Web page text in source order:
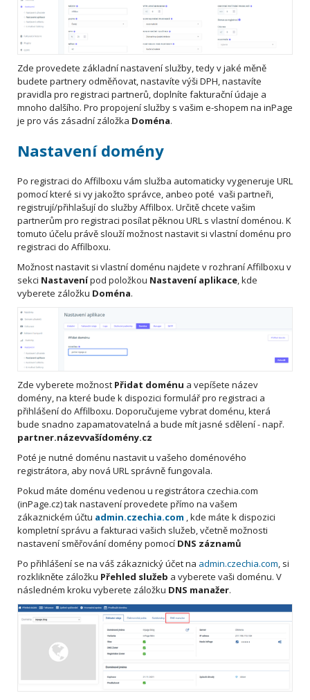
Zde provedete základní nastavení služby, tedy v jaké měně
budete partnery odměňovat, nastavíte výši DPH, nastavíte
pravidla pro registraci partnerů, doplníte fakturační údaje a
mnoho dalšího. Pro propojení služby s vašim e-shopem na inPage
je pro vás zásadní záložka Doména.
Nastavení domény
Po registraci do Affilboxu vám služba automaticky vygeneruje URL
pomocí které si vy jakožto správce, anbeo poté vaši partneři,
registrují/přihlašují do služby Affilbox. Určitě chcete vašim
partnerům pro registraci posílat pěknou URL s vlastní doménou. K
tomuto účelu právě slouží možnost nastavit si vlastní doménu pro
registraci do Affilboxu.
Možnost nastavit si vlastní doménu najdete v rozhraní Affilboxu v
sekci Nastavenípod položkou Nastavení aplikace, kde
vyberete záložku Doména.
Zde vyberete možnost Přidat doménu a vepíšete název
domény, na které bude k dispozici formulář pro registraci a
přihlášení do Affilboxu. Doporučujeme vybrat doménu, která
bude snadno zapamatovatelná a bude mít jasné sdělení - např.
partner.názevvašídomény.cz
Poté je nutné doménu nastavit u vašeho doménového
registrátora, aby nová URL správně fungovala.
Pokud máte doménu vedenou u registrátora czechia.com
(inPage.cz) tak nastavení provedete přímo na vašem
zákaznickém účtu admin.czechia.com , kde máte k dispozici
kompletní správu a fakturaci vašich služeb, včetně možnosti
nastavení směřování domény pomocí DNS záznamů
Po přihlášení se na váš zákaznický účet na admin.czechia.com, si
rozklikněte záložku Přehled služeb a vyberete vaši doménu. V
následném kroku vyberete záložku DNS manažer.